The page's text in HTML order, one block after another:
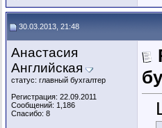
30.03.2013, 21:48
Анастасия
Английская
статус: главный бухгалтер
Регистрация: 22.09.2011
Сообщений: 1,186
Спасибо: 8